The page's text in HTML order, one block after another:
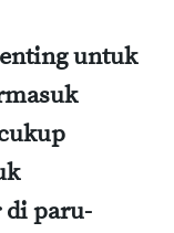
untuk
di paru-